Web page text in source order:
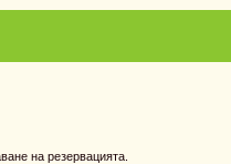
на резервацията.